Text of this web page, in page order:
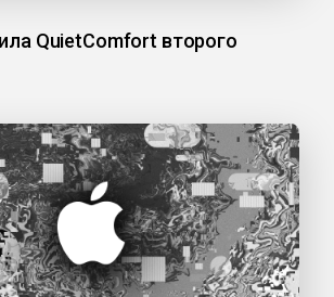
QuietComfort второго